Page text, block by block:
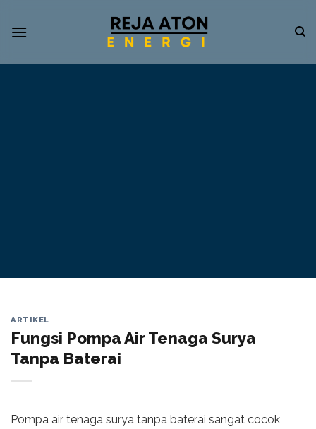
Informasi
ARTIKEL
Fungsi Pompa Air Tenaga Surya
Tanpa Baterai
Pompa air tenaga surya tanpa baterai sangat cocok